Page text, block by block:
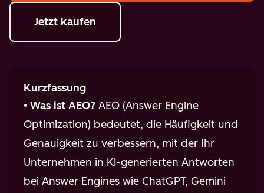
Jetzt kaufen
Kurzfassung
• Was ist AEO? AEO (Answer Engine
Optimization) bedeutet, die Häufigkeit und
Genauigkeit zu verbessern, mit der Ihr
Unternehmen in KI-generierten Antworten
bei Answer Engines wie ChatGPT, Gemini